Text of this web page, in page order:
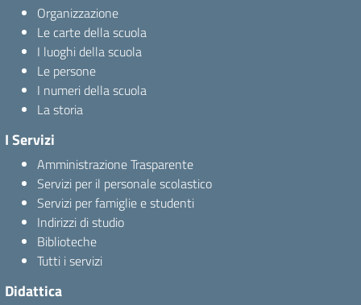
Organizzazione
Le carte della scuola
I luoghi della scuola
Le persone
I numeri della scuola
La storia
I Servizi
Amministrazione Trasparente
Servizi per il personale scolastico
Servizi per famiglie e studenti
Indirizzi di studio
Biblioteche
Tutti i servizi
Didattica